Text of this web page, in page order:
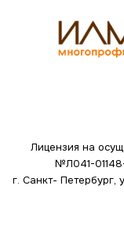
Лицензия на
№Л041-
г. Санкт- Петербург,